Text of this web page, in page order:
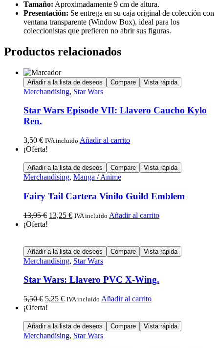
Tamaño: Aproximadamente 9 cm de altura.
Presentación: Se entrega en su caja original de colección con
ventana transparente (Window Box), ideal para los
coleccionistas que prefieren no abrir sus figuras.
Productos relacionados
Añadir a la lista de deseos Compare Vista rápida
Merchandising, Star Wars
Star Wars Episode VII: Llavero Caucho Kylo
Ren.
3,50 € IVA incluido Añadir al carrito
¡Oferta!
Añadir a la lista de deseos Compare Vista rápida
Merchandising, Manga / Anime
Fairy Tail Cartera Vinilo Guild Emblem
13,95€ 13,25 € IVA incluido Añadir al carrito
¡Oferta!
Añadir a la lista de deseos Compare Vista rápida
Merchandising, Star Wars
Star Wars: Llavero PVC X-Wing.
5,50€ 5,25 € IVA incluido Añadir al carrito
¡Oferta!
Añadir a la lista de deseos Compare Vista rápida
Merchandising, Star Wars